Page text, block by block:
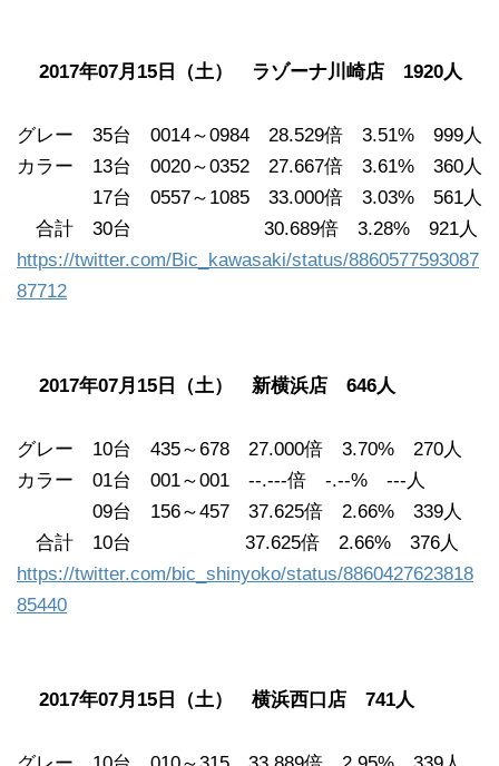
2017年07月15日（土） ラゾーナ川崎店 1920人
グレー 35台 0014～0984 28.529倍 3.51% 999人
カラー 13台 0020～0352 27.667倍 3.61% 360人
17台 0557～1085 33.000倍 3.03% 561人
合計 30台 30.689倍 3.28% 921人
https://twitter.com/Bic_kawasaki/status/8860577593087
87712
2017年07月15日（土） 新横浜店 646人
グレー 10台 435～678 27.000倍 3.70% 270人
カラー 01台 001～001 --.---倍 -.--% ---人
09台 156～457 37.625倍 2.66% 339人
合計 10台 37.625倍 2.66% 376人
https://twitter.com/bic_shinyoko/status/8860427623818
85440
2017年07月15日（土） 横浜西口店 741人